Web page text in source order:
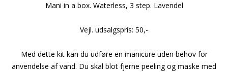
Mani in a box. Waterless, 3 step. Lavendel
Vejl. udsalgspris: 50,-
Med dette kit kan du udføre en manicure uden behov for
anvendelse af vand. Du skal blot fjerne peeling og maske med